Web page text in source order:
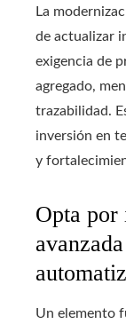
La
de actualizar
exigencia de
agregado,
trazabilidad.
inversión en
y
Opta por
Un elemento